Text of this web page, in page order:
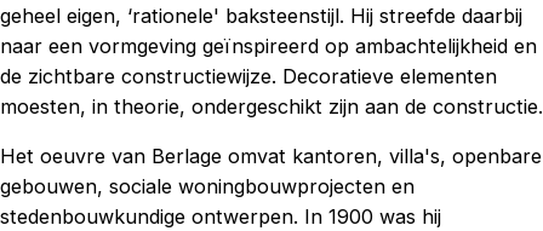
geheel eigen, ‘rationele' baksteenstijl. Hij streefde daarbij
naar een vormgeving geïnspireerd op ambachtelijkheid en
de zichtbare constructiewijze. Decoratieve elementen
moesten, in theorie, ondergeschikt zijn aan de constructie.
Het oeuvre van Berlage omvat kantoren, villa's, openbare
gebouwen, sociale woningbouwprojecten en
stedenbouwkundige ontwerpen. In 1900 was hij